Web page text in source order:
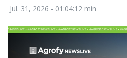
Jul. 31, 2026 - 01:04:12 min